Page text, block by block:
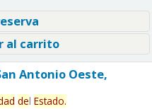
al carrito
Antonio Oeste,
del Estado.